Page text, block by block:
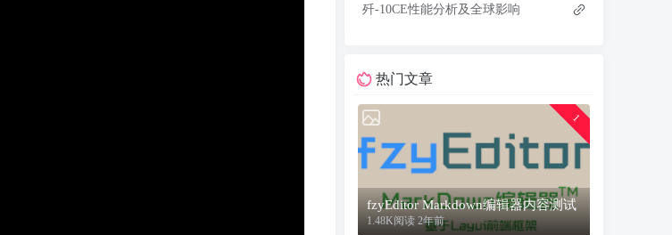
歼-10CE性能分析及全球影响
热门文章
1
fzyEditor Markdown编辑器内容测试
1.48K阅读 2年前